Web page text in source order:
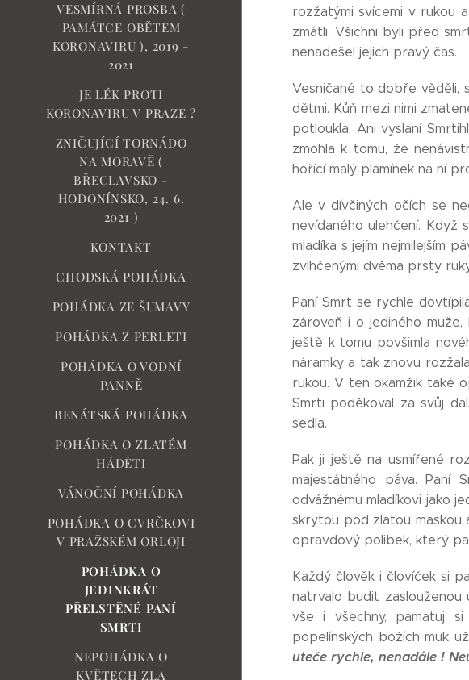
VESMÍRNÁ PROSBA (
PAMÁTCE OBĚTEM
KORONAVIRU ), 2019 -
2021
JE LÉK PROTI
KORONAVIRU V PRAZE ?
ZNIČUJÍCÍ TORNÁDO
NA MORAVĚ (
BŘECLAVSKO -
HODONÍNSKO, 24. 6.
2021 )
KONTAKT
CHODSKÁ POHÁDKA
POHÁDKA ZE ŠUMAVY
POHÁDKA Z PERLETI
POHÁDKA O VODNÍ
PANNĚ
BENÁTSKÁ POHÁDKA
POHÁDKA O ZLATÉM
HÁDĚTI
VÁNOČNÍ POHÁDKA
POHÁDKA O CVRČKOVI
V PRAŽSKÉM ORLOJI
POHÁDKA O
JEDINKRÁT
PŘELSTĚNÉ PANÍ
SMRTI
NEPOHÁDKA O
KVĚTECH ZLA
rozžatými svícemi v rukou
zmátli. Všichni byli před
nenadešel jejich pravý čas.
Vesničané to dobře věděli,
dětmi. Kůň mezi nimi
potloukla. Ani vyslaní
zmohla k tomu, že
hořící malý plamínek na ní
Ale v dívčiných očích se
nevídaného ulehčení.
mladíka s jejím nejmilejším
zvlhčenými dvěma prsty
Paní Smrt se rychle
zároveň i o jediného
ještě k tomu povšimla
náramky a tak znovu
rukou. V ten okamžik také
Smrti poděkoval za svůj
sedla.
Pak ji ještě na usmířené
majestátného páva.
odvážnému mladíkovi jako
skrytou pod zlatou maskou
opravdový polibek, který
Každý člověk i človíček si
natrvalo budit
vše i všechny, pamatuj
popelínských božích muk
uteče rychle, nenadále !